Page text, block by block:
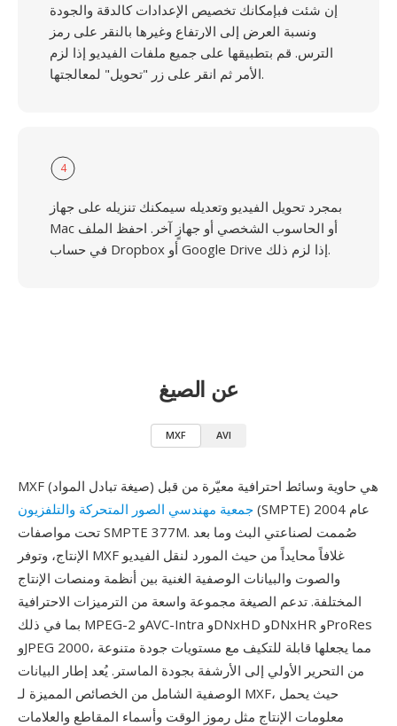
إن شئت فبإمكانك تخصيص الإعدادات كالدقة والجودة
ونسبة العرض إلى الارتفاع وغيرها بالنقر على رمز
الترس. قم بتطبيقها على جميع ملفات الفيديو إذا لزم
الأمر ثم انقر على زر "تحويل" لمعالجتها.
4
بمجرد تحويل الفيديو وتعديله سيمكنك تنزيله على جهاز
Mac أو الحاسوب الشخصي أو جهازٍ آخر. احفظ الملف
في حساب Dropbox أو Google Drive إذا لزم ذلك.
عن الصيغ
MXF AVI
MXF (صيغة تبادل المواد) هي حاوية وسائط احترافية معيّرة من قبل
جمعية مهندسي الصور المتحركة والتلفزيون (SMPTE) عام 2004
تحت مواصفات SMPTE 377M. صُممت لصناعتي البث وما بعد
الإنتاج، وتوفر MXF غلافاً محايداً من حيث المورد لنقل الفيديو
والصوت والبيانات الوصفية الغنية بين أنظمة ومنصات الإنتاج
المختلفة. تدعم الصيغة مجموعة واسعة من الترميزات الاحترافية
بما في ذلك MPEG-2 وAVC-Intra وDNxHD وDNxHR وProRes
وJPEG 2000، مما يجعلها قابلة للتكيف مع مستويات جودة متنوعة
من التحرير الأولي إلى الأرشفة بجودة الماستر. يُعد إطار البيانات
الوصفية الشامل من الخصائص المميزة لـ MXF، حيث يحمل
معلومات الإنتاج مثل رموز الوقت وأسماء المقاطع والعلامات